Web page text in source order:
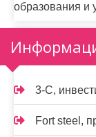
образования и
3-С,
Fort steel,